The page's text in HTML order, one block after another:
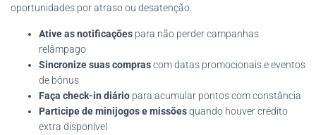
oportunidades por atraso ou desatenção.
Ative as notificações para não perder campanhas
relâmpago
Sincronize suas comprascom datas promocionais e eventos
de bônus
Faça check-in diário para acumular pontos com constância
Participe de minijogos e missõesquando houver crédito
extra disponível